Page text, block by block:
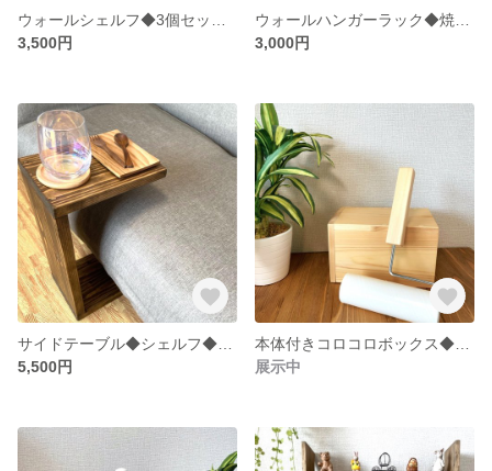
3,500円
3,000円
5,500円
展示中